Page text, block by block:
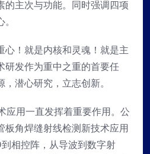
的主次与功能。同时强调四项
心！就是内核和灵魂！就是主
研发作为重中之重的首要任
潜心研究，立志创新。
应用一直发挥着重要作用。公
板角焊缝射线检测新技术应用
相控阵，从导波到数字射